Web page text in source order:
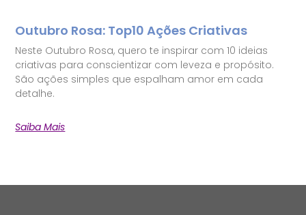
Outubro Rosa: Top10 Ações Criativas
Neste Outubro Rosa, quero te inspirar com 10 ideias
criativas para conscientizar com leveza e propósito.
São ações simples que espalham amor em cada
detalhe.
Saiba Mais